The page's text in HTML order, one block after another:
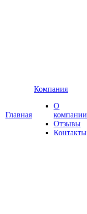
Главная
Компания
О
компании
Отзывы
Контакты